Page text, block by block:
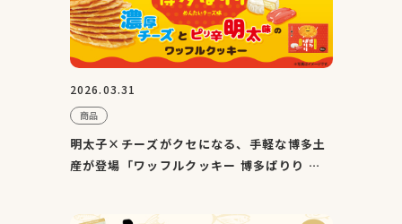
2026.03.31
商品
明太子×チーズがクセになる、手軽な博多土
産が登場「ワッフルクッキー 博多ぱりり め